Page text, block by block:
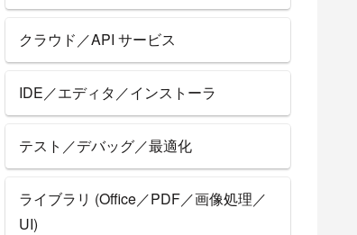
クラウド／API サービス
IDE／エディタ／インストーラ
テスト／デバッグ／最適化
ライブラリ (Office／PDF／画像処理／
UI)